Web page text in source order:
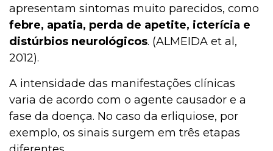
apresentam sintomas muito parecidos, como
febre, apatia, perda de apetite, icterícia e
distúrbios neurológicos. (ALMEIDA et al,
2012).
A intensidade das manifestações clínicas
varia de acordo com o agente causador e a
fase da doença. No caso da erliquiose, por
exemplo, os sinais surgem em três etapas